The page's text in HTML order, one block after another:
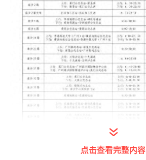
点击查看完整内容